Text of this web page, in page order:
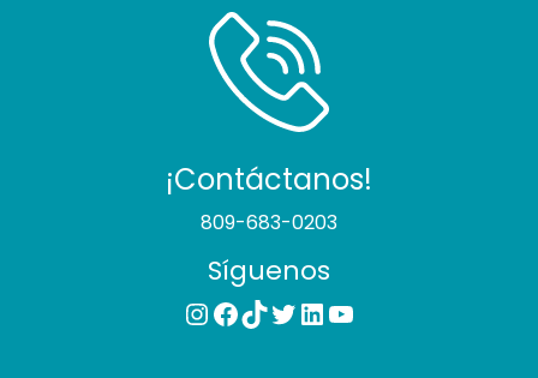
¡Contáctanos!
809-683-0203
Síguenos
Instagram
Facebook
TikTok
Twitter
LinkedIn
YouTube